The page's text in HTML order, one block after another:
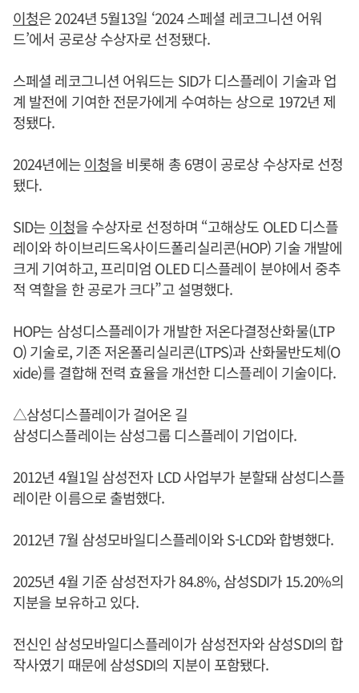
이청은 2024년 5월13일 ‘2024 스페셜 레코그니션 어워
드’에서 공로상 수상자로 선정됐다.
스페셜 레코그니션 어워드는 SID가 디스플레이 기술과 업
계 발전에 기여한 전문가에게 수여하는 상으로 1972년 제
정됐다.
2024년에는이청을 비롯해 총 6명이 공로상 수상자로 선정
됐다.
SID는 이청을 수상자로 선정하며 “고해상도 OLED 디스플
레이와 하이브리드옥사이드폴리실리콘(HOP) 기술 개발에
크게 기여하고, 프리미엄 OLED 디스플레이 분야에서 중추
적 역할을 한 공로가 크다”고 설명했다.
HOP는 삼성디스플레이가 개발한 저온다결정산화물(LTP
O) 기술로, 기존 저온폴리실리콘(LTPS)과 산화물반도체(O
xide)를 결합해 전력 효율을 개선한 디스플레이 기술이다.
△삼성디스플레이가 걸어온 길
삼성디스플레이는 삼성그룹 디스플레이 기업이다.
2012년 4월1일 삼성전자 LCD 사업부가 분할돼 삼성디스플
레이란 이름으로 출범했다.
2012년 7월 삼성모바일디스플레이와 S-LCD와 합병했다.
2025년 4월 기준 삼성전자가 84.8%, 삼성SDI가 15.20%의
지분을 보유하고 있다.
전신인 삼성모바일디스플레이가 삼성전자와 삼성SDI의 합
작사였기 때문에 삼성SDI의 지분이 포함됐다.